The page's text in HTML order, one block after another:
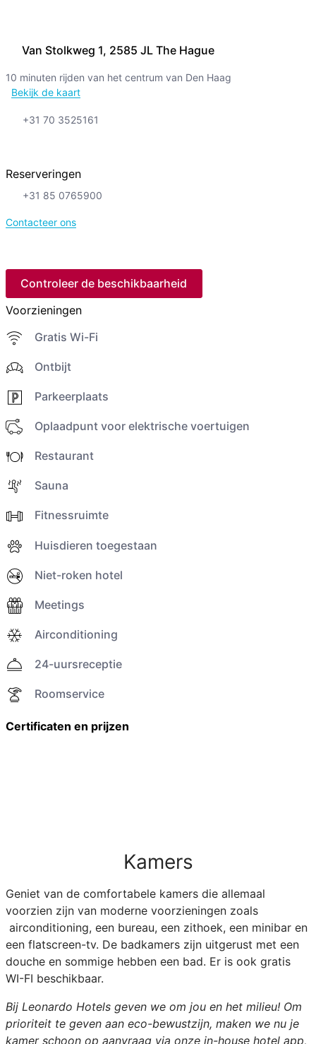
Van Stolkweg 1, 2585 JL The Hague
10 minuten rijden van het centrum van Den Haag
Bekijk de kaart
+31 70 3525161
Reserveringen
+31 85 0765900
Contacteer ons
Controleer de beschikbaarheid
Voorzieningen
Gratis Wi-Fi
Ontbijt
Parkeerplaats
Oplaadpunt voor elektrische voertuigen
Restaurant
Sauna
Fitnessruimte
Huisdieren toegestaan
Niet-roken hotel
Meetings
Airconditioning
24-uursreceptie
Roomservice
Certificaten en prijzen
Kamers
Geniet van de comfortabele kamers die allemaal
voorzien zijn van moderne voorzieningen zoals
airconditioning, een bureau, een zithoek, een minibar en
een flatscreen-tv. De badkamers zijn uitgerust met een
douche en sommige hebben een bad. Er is ook gratis
WI-FI beschikbaar.
Bij Leonardo Hotels geven we om jou en het milieu! Om
prioriteit te geven aan eco-bewustzijn, maken we nu je
kamer schoon op aanvraag via onze in-house hotel app,